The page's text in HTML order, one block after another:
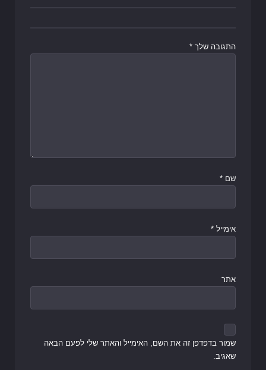
התגובה שלך *
שם *
אימייל *
אתר
שמור בדפדפן זה את השם, האימייל והאתר שלי לפעם הבאה
שאגיב.